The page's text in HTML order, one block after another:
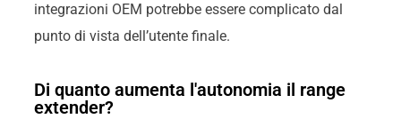
integrazioni OEM potrebbe essere complicato dal
punto di vista dell’utente finale.
Di quanto aumenta l'autonomia il range
extender?